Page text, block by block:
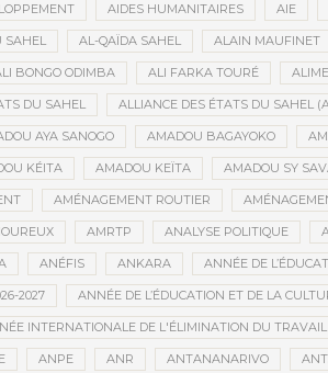
AIDES HUMANITAIRES AIE
SAHEL AL-QAÏDA SAHEL ALAIN MAUFINET
BONGO ODIMBA ALI FARKA TOURÉ
DU SAHEL ALLIANCE DES ÉTATS DU SAHEL
AYA SANOGO AMADOU BAGAYOKO
KÉITA AMADOU KEÏTA AMADOU SY
AMÉNAGEMENT ROUTIER
AMRTP ANALYSE POLITIQUE
ANÉFIS ANKARA ANNÉE DE
2027 ANNÉE DE L’ÉDUCATION ET DE LA
INTERNATIONALE DE L'ÉLIMINATION DU
ANPE ANR ANTANANARIVO